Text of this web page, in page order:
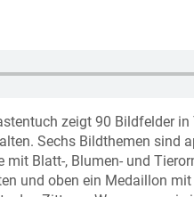
zeigt 90 Bildfelder
Sechs Bildthemen sind
Blatt-, Blumen- und
und oben ein Medaillon